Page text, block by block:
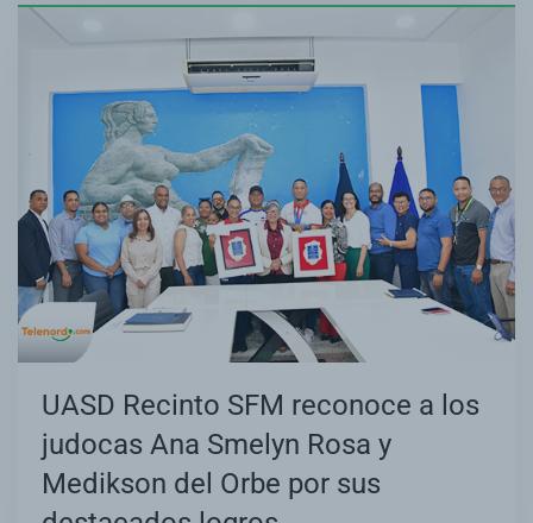
UASD Recinto SFM reconoce a los
judocas Ana Smelyn Rosa y
Medikson del Orbe por sus